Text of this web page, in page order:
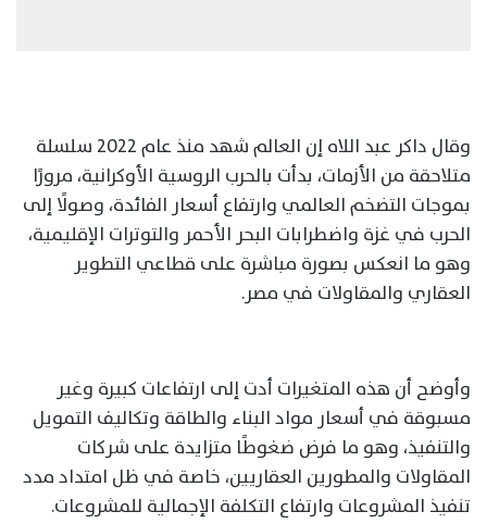
وقال داكر عبد اللاه إن العالم شهد منذ عام 2022 سلسلة
متلاحقة من الأزمات، بدأت بالحرب الروسية الأوكرانية، مرورًا
بموجات التضخم العالمي وارتفاع أسعار الفائدة، وصولًا إلى
الحرب في غزة واضطرابات البحر الأحمر والتوترات الإقليمية،
وهو ما انعكس بصورة مباشرة على قطاعي التطوير
العقاري والمقاولات في مصر.
وأوضح أن هذه المتغيرات أدت إلى ارتفاعات كبيرة وغير
مسبوقة في أسعار مواد البناء والطاقة وتكاليف التمويل
والتنفيذ، وهو ما فرض ضغوطًا متزايدة على شركات
المقاولات والمطورين العقاريين، خاصة في ظل امتداد مدد
تنفيذ المشروعات وارتفاع التكلفة الإجمالية للمشروعات.